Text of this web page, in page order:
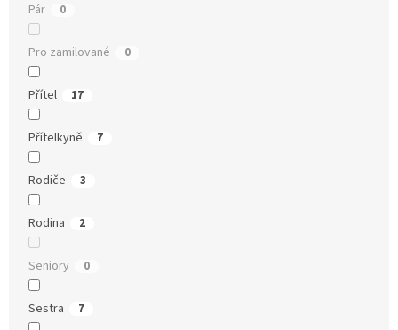
Pár 0
Pro zamilované 0
Přítel 17
Přítelkyně 7
Rodiče 3
Rodina 2
Seniory 0
Sestra 7